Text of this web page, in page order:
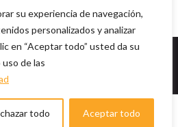
su experiencia de navegación,
personalizados y analizar
en “Aceptar todo” usted da su
de las
todo Aceptar todo
Design Studio